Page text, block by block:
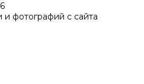
фотографий с сайта